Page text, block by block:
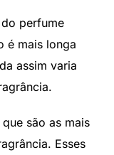
perfume
é mais longa
assim varia
são as mais
Esses